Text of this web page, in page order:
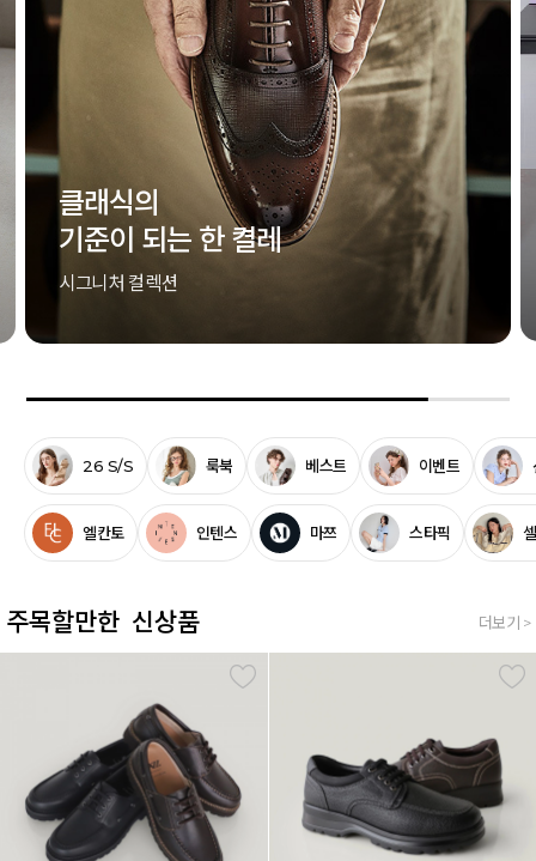
클래식의
기준이 되는 한 켤레
시그니처 컬렉션
26 S/S 룩북 베스트 이벤트
엘칸토 인텐스 마쯔 스타픽
주목할만한 신상품 더보기 >